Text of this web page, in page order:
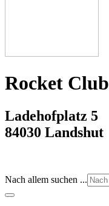
Rocket Club
Ladehofplatz 5
84030 Landshut
Nach allem suchen ...